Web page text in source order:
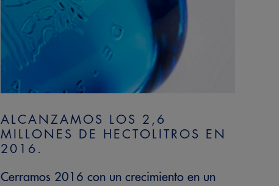
ALCANZAMOS LOS 2,6
MILLONES DE HECTOLITROS EN
2016.
Cerramos 2016 con un crecimiento en un